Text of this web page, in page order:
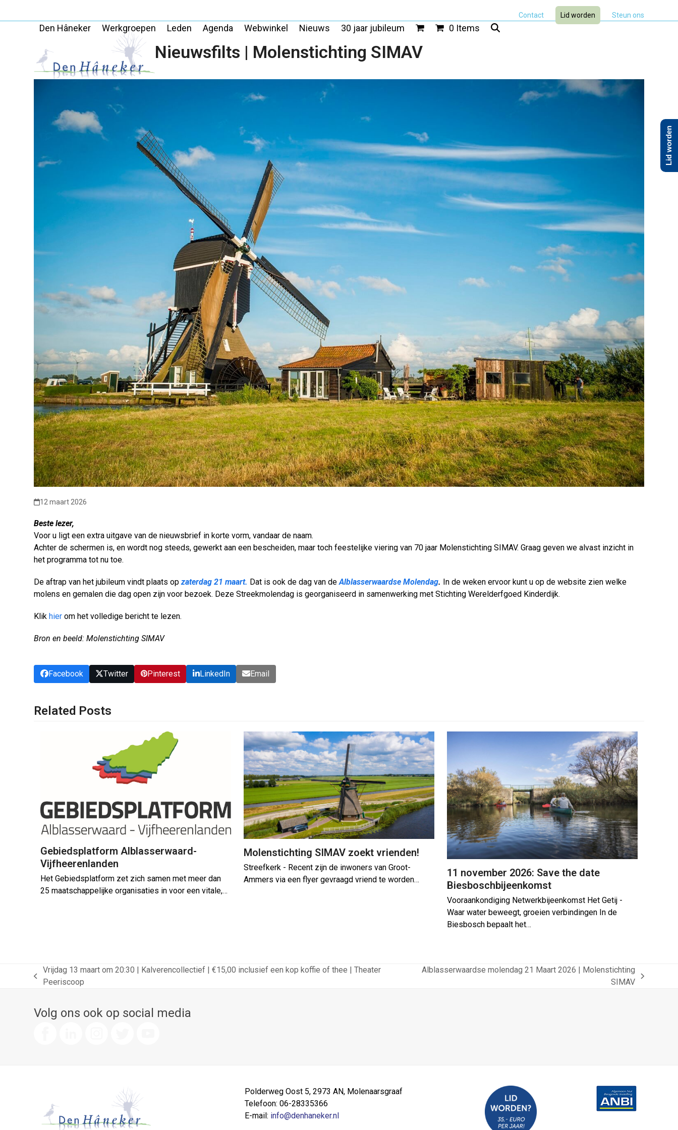
Contact Lid worden Steun ons
Den Hâneker Werkgroepen Leden Agenda Webwinkel Nieuws 30 jaar jubileum 0 Items
Nieuwsfilts | Molenstichting SIMAV
12 maart 2026
Beste lezer,
Voor u ligt een extra uitgave van de nieuwsbrief in korte vorm, vandaar de naam.
Achter de schermen is, en wordt nog steeds, gewerkt aan een bescheiden, maar toch feestelijke viering van 70 jaar Molenstichting SIMAV. Graag geven we alvast inzicht in
het programma tot nu toe.
De aftrap van het jubileum vindt plaats opzaterdag 21 maart. Dat is ook de dag van deAlblasserwaardse Molendag. In de weken ervoor kunt u op de website zien welke
molens en gemalen die dag open zijn voor bezoek. Deze Streekmolendag is georganiseerd in samenwerking met Stichting Werelderfgoed Kinderdijk.
Klikhier om het volledige bericht te lezen.
Bron en beeld: Molenstichting SIMAV
Facebook Twitter Pinterest LinkedIn Email
Related Posts
Gebiedsplatform Alblasserwaard-
Vijfheerenlanden
Het Gebiedsplatform zet zich samen met meer dan
25 maatschappelijke organisaties in voor een vitale,…
Molenstichting SIMAV zoekt vrienden!
Streefkerk - Recent zijn de inwoners van Groot-
Ammers via een flyer gevraagd vriend te worden…
11 november 2026: Save the date
Biesboschbijeenkomst
Vooraankondiging Netwerkbijeenkomst Het Getij -
Waar water beweegt, groeien verbindingen In de
Biesbosch bepaalt het…
previous
Vrijdag 13 maart om 20:30 | Kalverencollectief | €15,00 inclusief een kop koffie of thee | Theater
Peeriscoop
Alblasserwaardse molendag 21 Maart 2026 | Molenstichting
SIMAV
Volg ons ook op social media
Polderweg Oost 5, 2973 AN, Molenaarsgraaf
Telefoon: 06-28335366
E-mail: info@denhaneker.nl
Lid worden